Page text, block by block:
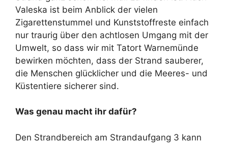
Valeska ist beim Anblick der vielen
Zigarettenstummel und Kunststoffreste einfach
nur traurig über den achtlosen Umgang mit der
Umwelt, so dass wir mit Tatort Warnemünde
bewirken möchten, dass der Strand sauberer,
die Menschen glücklicher und die Meeres- und
Küstentiere sicherer sind.
Was genau macht ihr dafür?
Den Strandbereich am Strandaufgang 3 kann